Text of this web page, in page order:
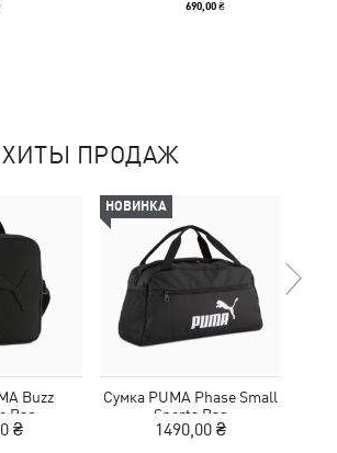
690,00 ₴
ХИТЫ ПРОДАЖ
Buzz
Bag
₴
НОВИНКА
Сумка PUMA Phase Small
Sports Bag
1490,00 ₴